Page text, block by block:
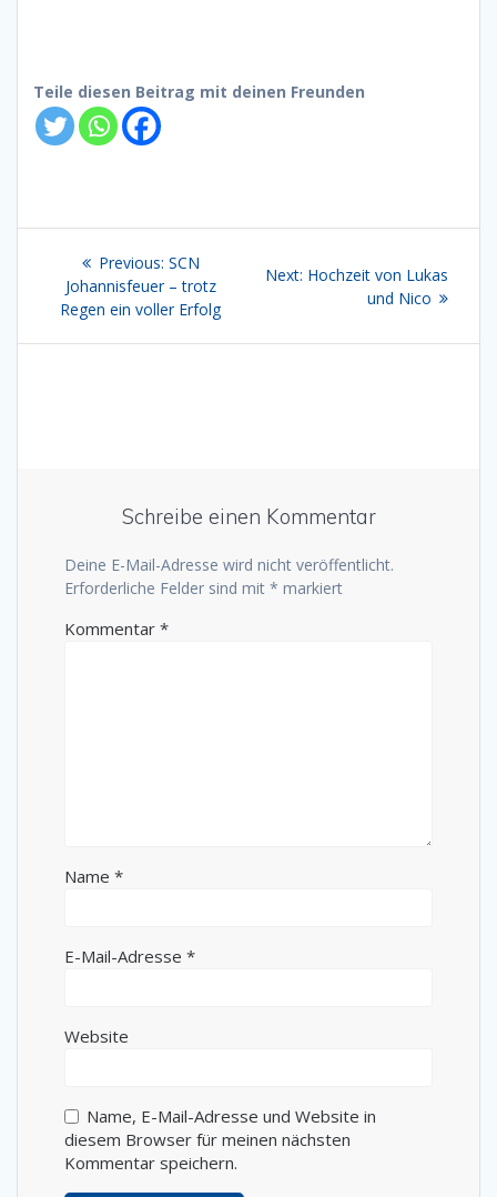
Teile diesen Beitrag mit deinen Freunden
Beitragsnavigation
Previous: Previous
post:
SCN
Johannisfeuer – trotz
Regen ein voller Erfolg
Next: Next
Hochzeit von Lukas
und Nico
Schreibe einen Kommentar
Deine E-Mail-Adresse wird nicht veröffentlicht.
Erforderliche Felder sind mit * markiert
Kommentar *
Name *
E-Mail-Adresse *
Website
Name, E-Mail-Adresse und Website in
diesem Browser für meinen nächsten
Kommentar speichern.